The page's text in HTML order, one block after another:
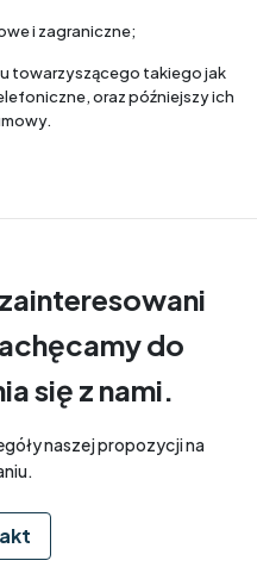
i zagraniczne;
towarzyszącego takiego jak
oraz późniejszy ich
do
się z nami.
naszej propozycji na